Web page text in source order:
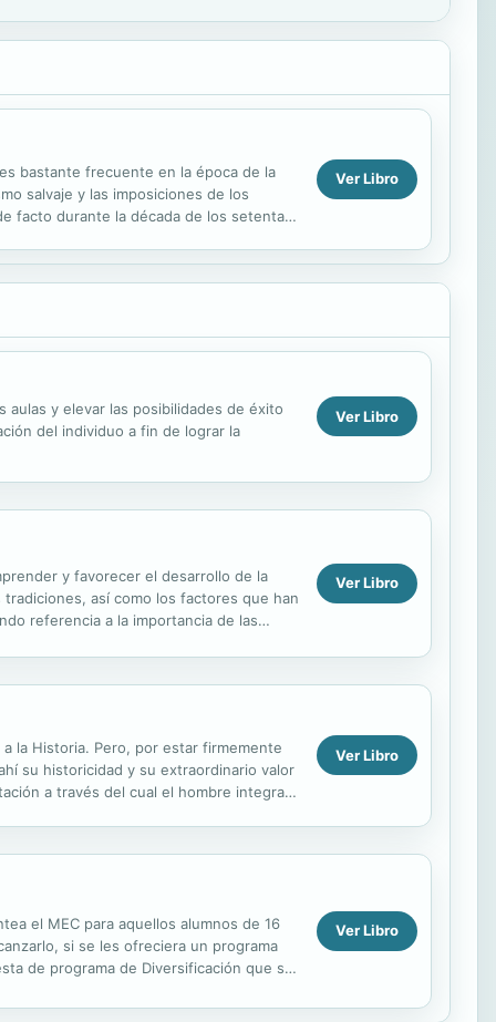
bastante frecuente en la época de la
salvaje y las imposiciones de los
facto durante la década de los setenta
Ver Libro
y elevar las posibilidades de éxito
del individuo a fin de lograr la
Ver Libro
y favorecer el desarrollo de la
así como los factores que han
referencia a la importancia de las
Ver Libro
la Historia. Pero, por estar firmemente
su historicidad y su extraordinario valor
a través del cual el hombre integra
Ver Libro
el MEC para aquellos alumnos de 16
si se les ofreciera un programa
de programa de Diversificación que se
Ver Libro